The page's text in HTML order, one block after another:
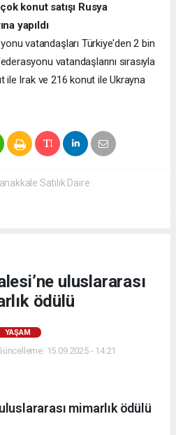
konut satışı Rusya
yapıldı
vatandaşları Türkiye'den 2 bin
vatandaşlarını sırasıyla
ile Irak ve 216 konut ile Ukrayna
Satılık Daire
uluslararası
ödülü
YAŞAM
15.09.2025 - 14:21
mimarlık ödülü